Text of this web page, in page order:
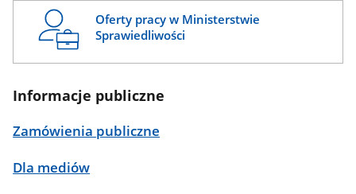
Oferty pracy w Ministerstwie
Sprawiedliwości
Informacje publiczne
Zamówienia publiczne
Dla mediów